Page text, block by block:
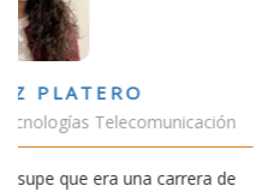
VÍCTOR
Estudiante Doble
Estudiar teleco me ha